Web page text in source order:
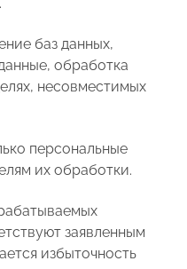
баз данных,
обработка
несовместимых
персональные
их обработки.
заявленным
избыточность